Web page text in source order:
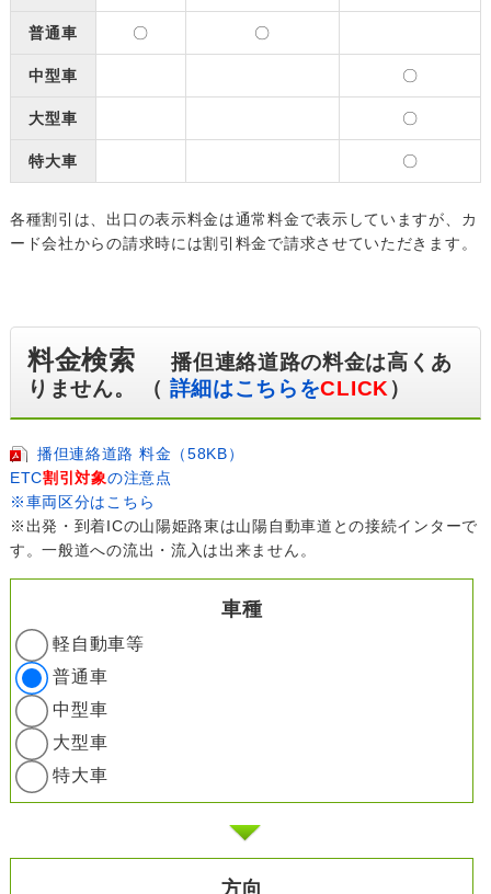
普通車 〇 〇
中型車 〇
大型車 〇
特大車 〇
各種割引は、出口の表示料金は通常料金で表示していますが、カ
ード会社からの請求時には割引料金で請求させていただきます。
料金検索播但連絡道路の料金は高くあ
りません。 （ 詳細はこちらをCLICK ）
播但連絡道路 料金（58KB）
ETC割引対象の注意点
※車両区分はこちら
※出発・到着ICの山陽姫路東は山陽自動車道との接続インターで
す。一般道への流出・流入は出来ません。
車種
軽自動車等
普通車
中型車
大型車
特大車
方向